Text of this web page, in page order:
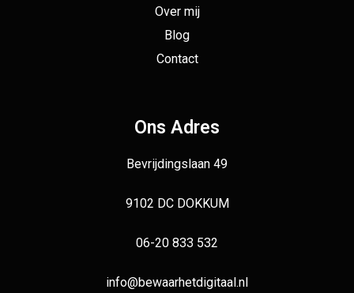
Over mij
Blog
Contact
Ons Adres
Bevrijdingslaan 49
9102 DC DOKKUM
06-20 833 532
info@bewaarhetdigitaal.nl